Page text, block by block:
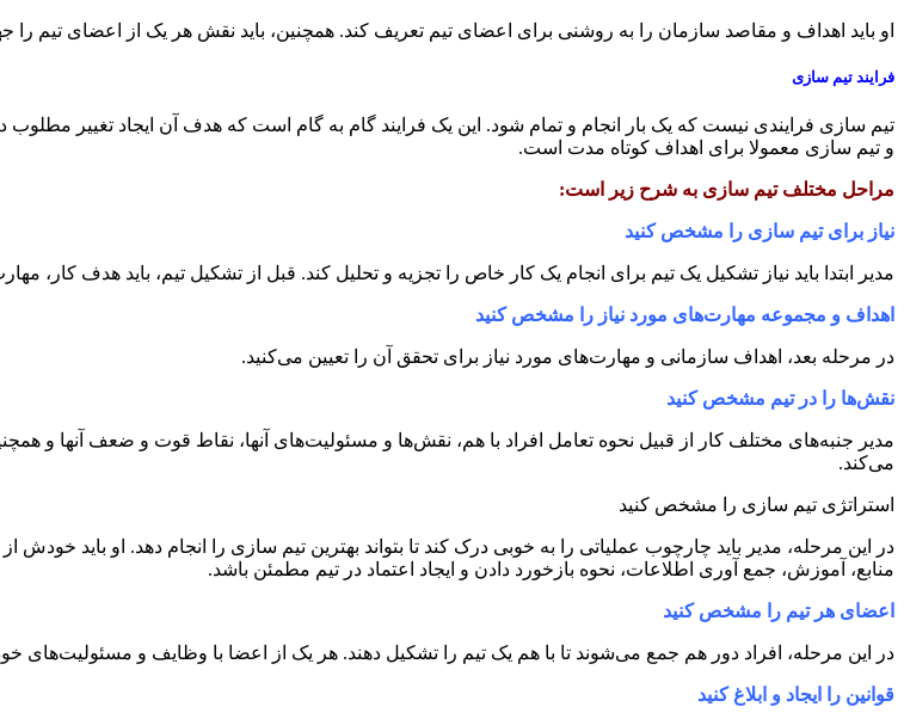
او باید اهداف و مقاصد سازمان را به روشنی برای اعضای تیم تعریف کند. همچنین، باید نقش هر یک از اعضای تیم
فرایند تیم سازی
تیم سازی فرایندی نیست که یک بار انجام و تمام شود. این یک فرایند گام به گام است که هدف آن ایجاد تغییر
و تیم سازی معمولا برای اهداف کوتاه مدت است.
مراحل مختلف تیم سازی به شرح زیر است:
نیاز برای تیم سازی را مشخص کنید
مدیر ابتدا باید نیاز تشکیل یک تیم برای انجام یک کار خاص را تجزیه و تحلیل کند. قبل از تشکیل تیم، باید هدف کار،
اهداف و مجموعه مهارت‌های مورد نیاز را مشخص کنید
در مرحله بعد، اهداف سازمانی و مهارت‌های مورد نیاز برای تحقق آن را تعیین می‌کنید.
نقش‌ها را در تیم مشخص کنید
مدیر جنبه‌های مختلف کار از قبیل نحوه تعامل افراد با هم، نقش‌ها و مسئولیت‌های آنها، نقاط قوت و ضعف آنها و
می‌کند.
استراتژی تیم سازی را مشخص کنید
در این مرحله، مدیر باید چارچوب عملیاتی را به خوبی درک کند تا بتواند بهترین تیم سازی را انجام دهد. او باید
منابع، آموزش، جمع آوری اطلاعات، نحوه بازخورد دادن و ایجاد اعتماد در تیم مطمئن باشد.
اعضای هر تیم را مشخص کنید
در این مرحله، افراد دور هم جمع می‌شوند تا با هم یک تیم را تشکیل دهند. هر یک از اعضا با وظایف و مسئولیت‌های
قوانین را ایجاد و ابلاغ کنید